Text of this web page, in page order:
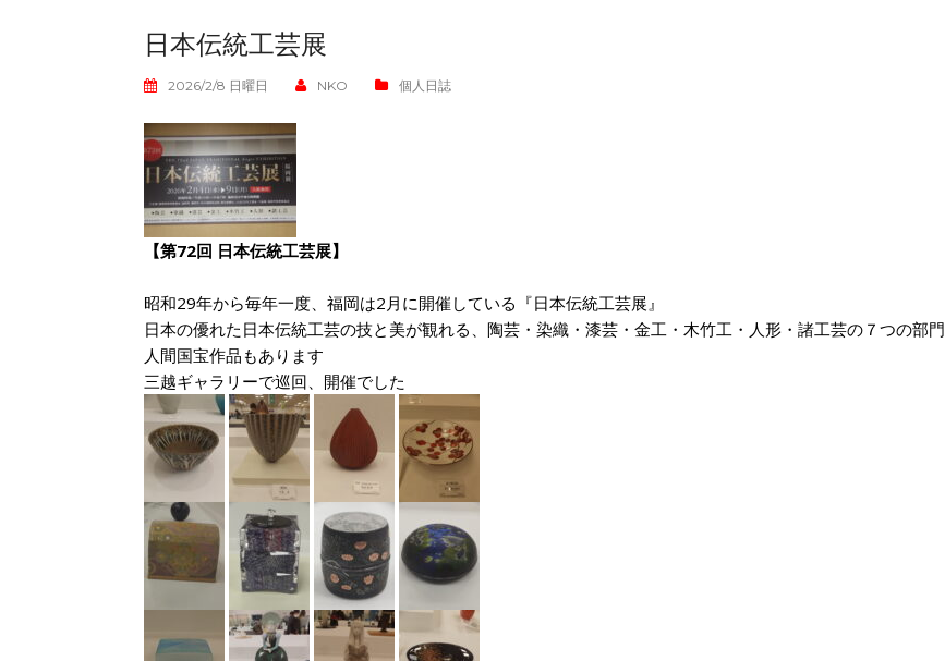
日本伝統工芸展
2026/2/8 日曜日 NKO 個人日誌
【第72回 日本伝統工芸展】
昭和29年から毎年一度、福岡は2月に開催している『日本伝統工芸展』
日本の優れた日本伝統工芸の技と美が観れる、陶芸・染織・漆芸・金工・木竹工・人形・諸工芸の７つの部門
人間国宝作品もあります
三越ギャラリーで巡回、開催でした